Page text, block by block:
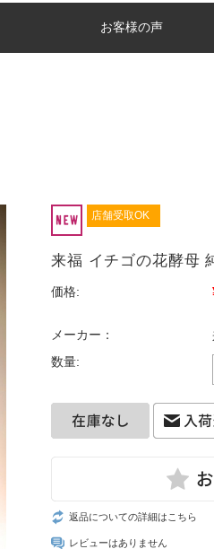
お客様の声
店舗受取OK
来福 イチゴの花酵母
価格:
メーカー：
数量:
返品についての詳細はこちら
レビューはありません